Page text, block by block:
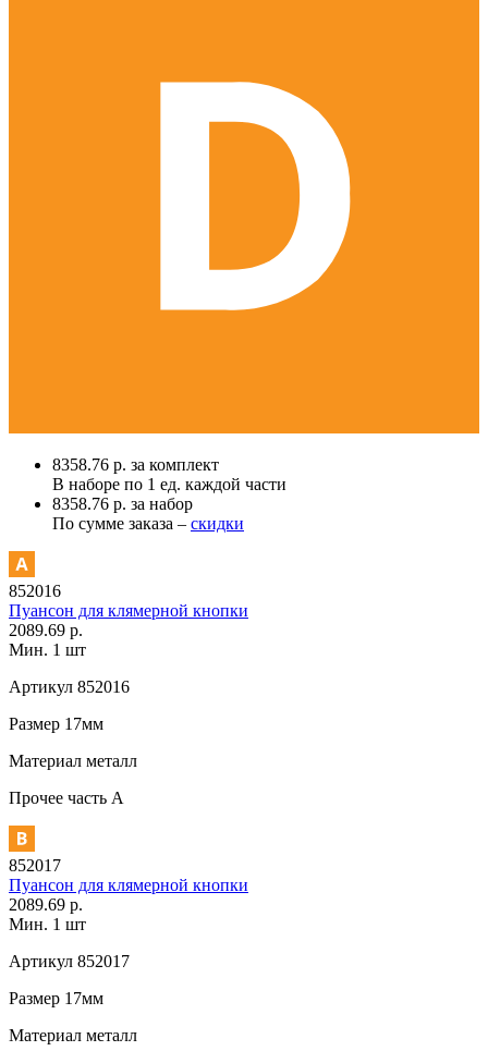
8358.76 р. за комплект
В наборе по 1 ед. каждой части
8358.76 р. за набор
По сумме заказа – скидки
852016
Пуансон для клямерной кнопки
2089.69 р.
Мин. 1 шт
Артикул 852016
Размер 17мм
Материал металл
Прочее часть A
852017
Пуансон для клямерной кнопки
2089.69 р.
Мин. 1 шт
Артикул 852017
Размер 17мм
Материал металл